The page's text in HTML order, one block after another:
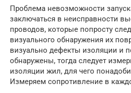
Проблема невозможности
заключаться в неисправности
проводов, которые попросту
визуального обнаружения их
визуально дефекты изоляции и
обнаружены, тогда следует
изоляции жил, для чего
Измеряем сопротивление в